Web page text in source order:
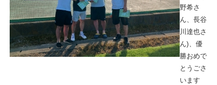
野希さ
ん、長谷
川達也さ
ん)、優
勝おめで
とうごさ
います